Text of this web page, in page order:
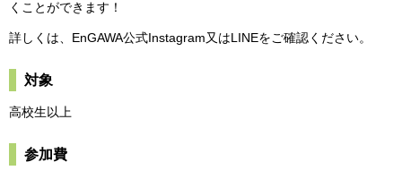
くことができます！
詳しくは、EnGAWA公式Instagram又はLINEをご確認ください。
対象
高校生以上
参加費